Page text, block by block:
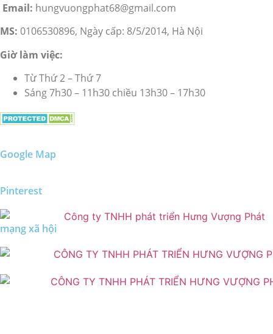
Email: hungvuongphat68@gmail.com
MS: 0106530896, Ngày cấp: 8/5/2014, Hà Nội
Giờ làm việc:
Từ Thứ 2 – Thứ 7
Sáng 7h30 – 11h30 chiều 13h30 – 17h30
Google Map
Pinterest
mạng xã hội